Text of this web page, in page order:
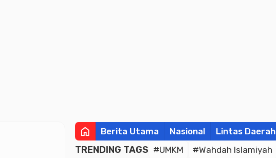
home Berita Utama Nasional Lintas Daerah
TRENDING TAGS #UMKM #Wahdah Islamiyah